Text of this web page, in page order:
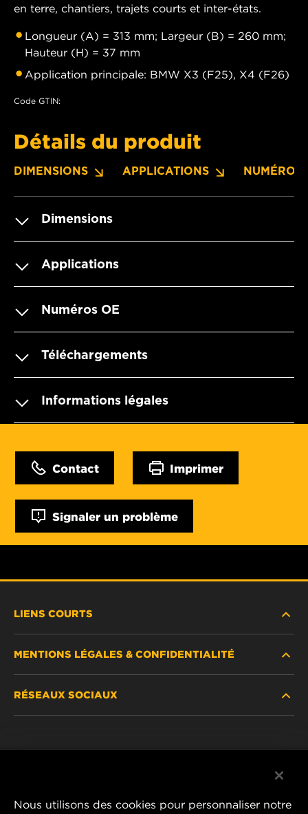
en terre, chantiers, trajets courts et inter-états.
Longueur (A) = 313 mm; Largeur (B) = 260 mm;
Hauteur (H) = 37 mm
Application principale: BMW X3 (F25), X4 (F26)
Code GTIN:
Détails du produit
DIMENSIONS APPLICATIONS NUMÉROS
Dimensions
Applications
Numéros OE
Téléchargements
Informations légales
Contact Imprimer
Signaler un problème
LIENS COURTS
OÙ ACHETER
MENTIONS LÉGALES & CONFIDENTIALITÉ
RÉSEAUX SOCIAUX
Nous utilisons des cookies pour personnaliser notre